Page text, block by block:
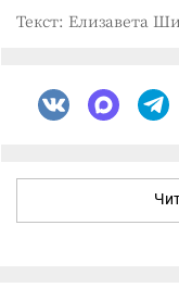
Текст: Елизавета